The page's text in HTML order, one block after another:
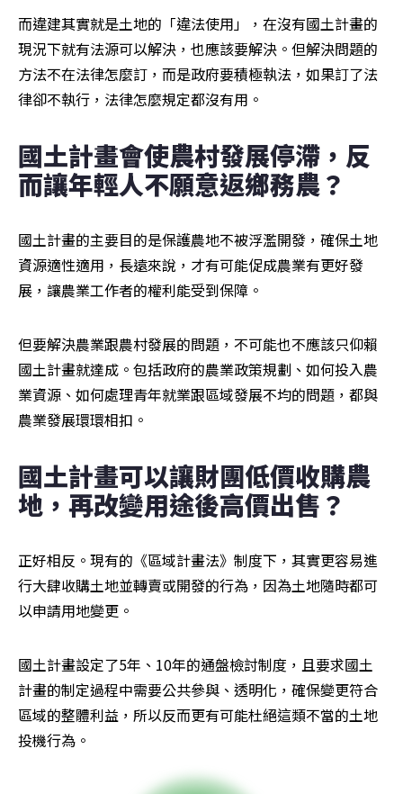
而違建其實就是土地的「違法使用」，在沒有國土計畫的
現況下就有法源可以解決，也應該要解決。但解決問題的
方法不在法律怎麼訂，而是政府要積極執法，如果訂了法
律卻不執行，法律怎麼規定都沒有用。
國土計畫會使農村發展停滯，反
而讓年輕人不願意返鄉務農？
國土計畫的主要目的是保護農地不被浮濫開發，確保土地
資源適性適用，長遠來說，才有可能促成農業有更好發
展，讓農業工作者的權利能受到保障。
但要解決農業跟農村發展的問題，不可能也不應該只仰賴
國土計畫就達成。包括政府的農業政策規劃、如何投入農
業資源、如何處理青年就業跟區域發展不均的問題，都與
農業發展環環相扣。
國土計畫可以讓財團低價收購農
地，再改變用途後高價出售？
正好相反。現有的《區域計畫法》制度下，其實更容易進
行大肆收購土地並轉賣或開發的行為，因為土地隨時都可
以申請用地變更。
國土計畫設定了5年、10年的通盤檢討制度，且要求國土
計畫的制定過程中需要公共參與、透明化，確保變更符合
區域的整體利益，所以反而更有可能杜絕這類不當的土地
投機行為。